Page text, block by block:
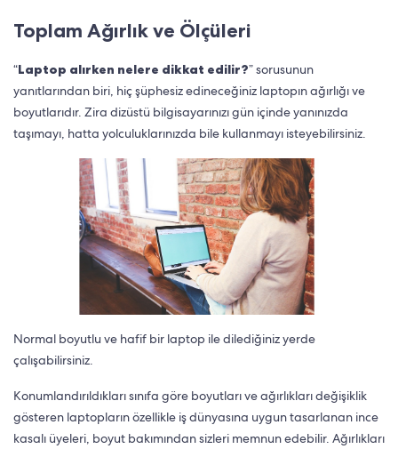
Toplam Ağırlık ve Ölçüleri
“Laptop alırken nelere dikkat edilir?” sorusunun
yanıtlarından biri, hiç şüphesiz edineceğiniz laptopın ağırlığı ve
boyutlarıdır. Zira dizüstü bilgisayarınızı gün içinde yanınızda
taşımayı, hatta yolculuklarınızda bile kullanmayı isteyebilirsiniz.
Normal boyutlu ve hafif bir laptop ile dilediğiniz yerde
çalışabilirsiniz.
Konumlandırıldıkları sınıfa göre boyutları ve ağırlıkları değişiklik
gösteren laptopların özellikle iş dünyasına uygun tasarlanan ince
kasalı üyeleri, boyut bakımından sizleri memnun edebilir. Ağırlıkları